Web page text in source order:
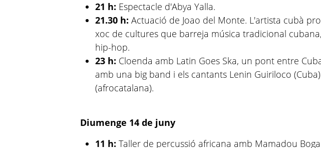
21 h: Espectacle d'Abya Yalla.
21.30 h: Actuació de Joao del Monte. L'artista cubà
xoc de cultures que barreja música tradicional
hip-hop.
23 h: Cloenda amb Latin Goes Ska, un pont entre
amb una big band i els cantants Lenin Guiriloco
(afrocatalana).
Diumenge 14 de juny
11 h: Taller de percussió africana amb Mamadou Boga